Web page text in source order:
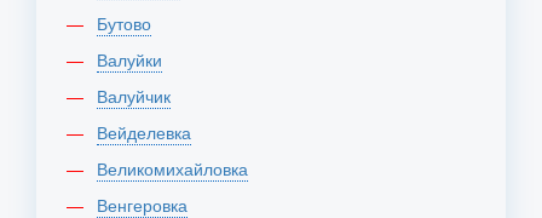
Бутово
Валуйки
Валуйчик
Вейделевка
Великомихайловка
Венгеровка